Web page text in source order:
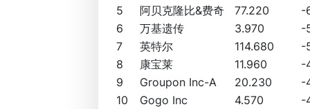
5
阿贝克隆比&费奇 77.220
-
6
万基遗传 3.970
-
7
英特尔 114.680
-
8
康宝莱 11.960
-
9
Groupon Inc-A 20.230
-
10
Gogo Inc 4.570
-